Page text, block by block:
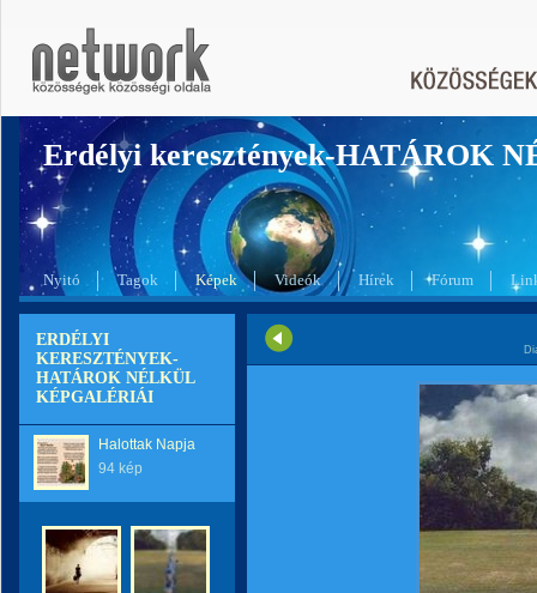
Erdélyi keresztények-HATÁROK
Nyitó Tagok Képek Videók Hírek Fórum
ERDÉLYI
KERESZTÉNYEK-
HATÁROK NÉLKÜL
KÉPGALÉRIÁI
Halottak Napja
94 kép